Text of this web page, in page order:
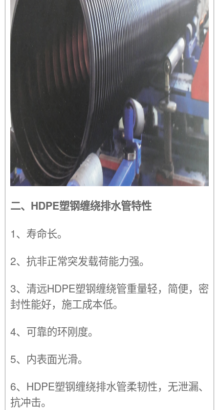
二、HDPE塑钢缠绕排水管特性
1、寿命长。
2、抗非正常突发载荷能力强。
3、清远HDPE塑钢缠绕管重量轻，简便，密
封性能好，施工成本低。
4、可靠的环刚度。
5、内表面光滑。
6、HDPE塑钢缠绕排水管柔韧性，无泄漏、
抗冲击。